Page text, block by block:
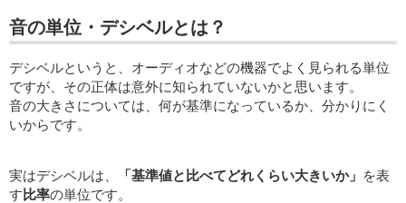
音の単位・デシベルとは？
デシベルというと、オーディオなどの機器でよく見られる単位
ですが、その正体は意外に知られていないかと思います。
音の大きさについては、何が基準になっているか、分かりにく
いからです。
実はデシベルは、 「基準値と比べてどれくらい大きいか」 を表
す 比率の単位です。